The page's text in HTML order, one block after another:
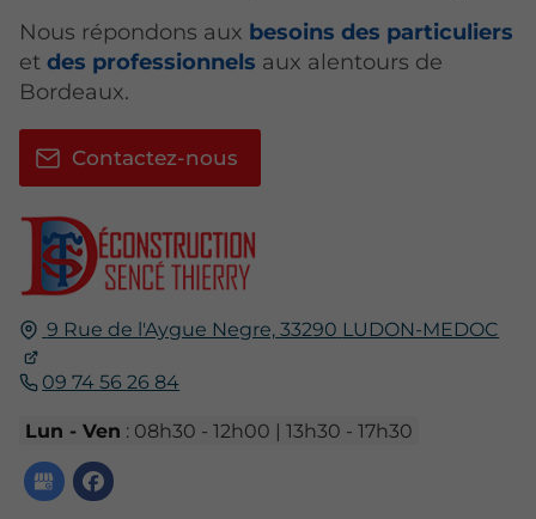
9 Rue de l'Aygue Negre, 33290 LUDON-MEDOC
09 74 56 26 84
Lun - Ven : 08h30 - 12h00 | 13h30 - 17h30
Nous répondons aux besoins des particuliers
et des professionnels aux alentours de
Bordeaux.
Contactez-nous